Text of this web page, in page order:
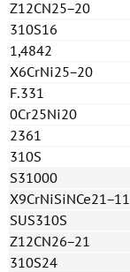
Z12CN25−20
310S16
1,4842
X6CrNi25−20
F.331
0Cr25Ni20
2361
310S
S31000
SUS310S
Z12CN26−21
310S24